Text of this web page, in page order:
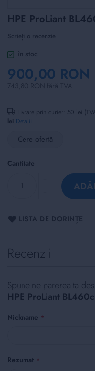
Skip
to
the
beginning
of
images
gallery
HPE ProLiant
Scrieți o recenzie
în stoc
900,00 RON
Livrare prin curier: 50 lei
lei Detalii
Cere ofertă
Cantitate
LISTA DE DORINȚE
Recenzii
Spune-ne parerea ta
HPE ProLiant
Nickname
Rezumat